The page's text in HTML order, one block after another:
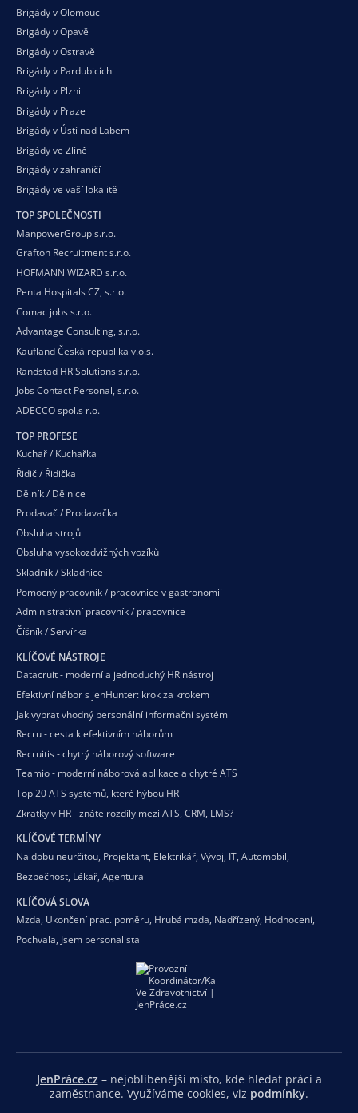
Brigády v Olomouci
Brigády v Opavě
Brigády v Ostravě
Brigády v Pardubicích
Brigády v Plzni
Brigády v Praze
Brigády v Ústí nad Labem
Brigády ve Zlíně
Brigády v zahraničí
Brigády ve vaší lokalitě
TOP SPOLEČNOSTI
ManpowerGroup s.r.o.
Grafton Recruitment s.r.o.
HOFMANN WIZARD s.r.o.
Penta Hospitals CZ, s.r.o.
Comac jobs s.r.o.
Advantage Consulting, s.r.o.
Kaufland Česká republika v.o.s.
Randstad HR Solutions s.r.o.
Jobs Contact Personal, s.r.o.
ADECCO spol.s r.o.
TOP PROFESE
Kuchař / Kuchařka
Řidič / Řidička
Dělník / Dělnice
Prodavač / Prodavačka
Obsluha strojů
Obsluha vysokozdvižných vozíků
Skladník / Skladnice
Pomocný pracovník / pracovnice v gastronomii
Administrativní pracovník / pracovnice
Číšník / Servírka
KLÍČOVÉ NÁSTROJE
Datacruit - moderní a jednoduchý HR nástroj
Efektivní nábor s jenHunter: krok za krokem
Jak vybrat vhodný personální informační systém
Recru - cesta k efektivním náborům
Recruitis - chytrý náborový software
Teamio - moderní náborová aplikace a chytré ATS
Top 20 ATS systémů, které hýbou HR
Zkratky v HR - znáte rozdíly mezi ATS, CRM, LMS?
KLÍČOVÉ TERMÍNY
Na dobu neurčitou, Projektant, Elektrikář, Vývoj, IT, Automobil,
Bezpečnost, Lékař, Agentura
KLÍČOVÁ SLOVA
Mzda, Ukončení prac. poměru, Hrubá mzda, Nadřízený, Hodnocení,
Pochvala, Jsem personalista
JenPráce.cz – nejoblíbenější místo, kde hledat práci a
zaměstnance. Využíváme cookies, viz podmínky.